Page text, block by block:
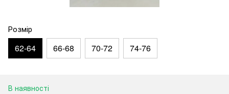
Розмір
62-64 66-68 70-72 74-76
В наявності